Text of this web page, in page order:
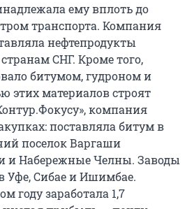
ему вплоть до
транспорта. Компания
нефтепродукты
СНГ. Кроме того,
битумом, гудроном и
этих материалов строят
компания
поставляла битум в
поселок Варгаши
и Набережные Челны. Заводы
Уфе, Сибае и Ишимбае.
году заработала 1,7